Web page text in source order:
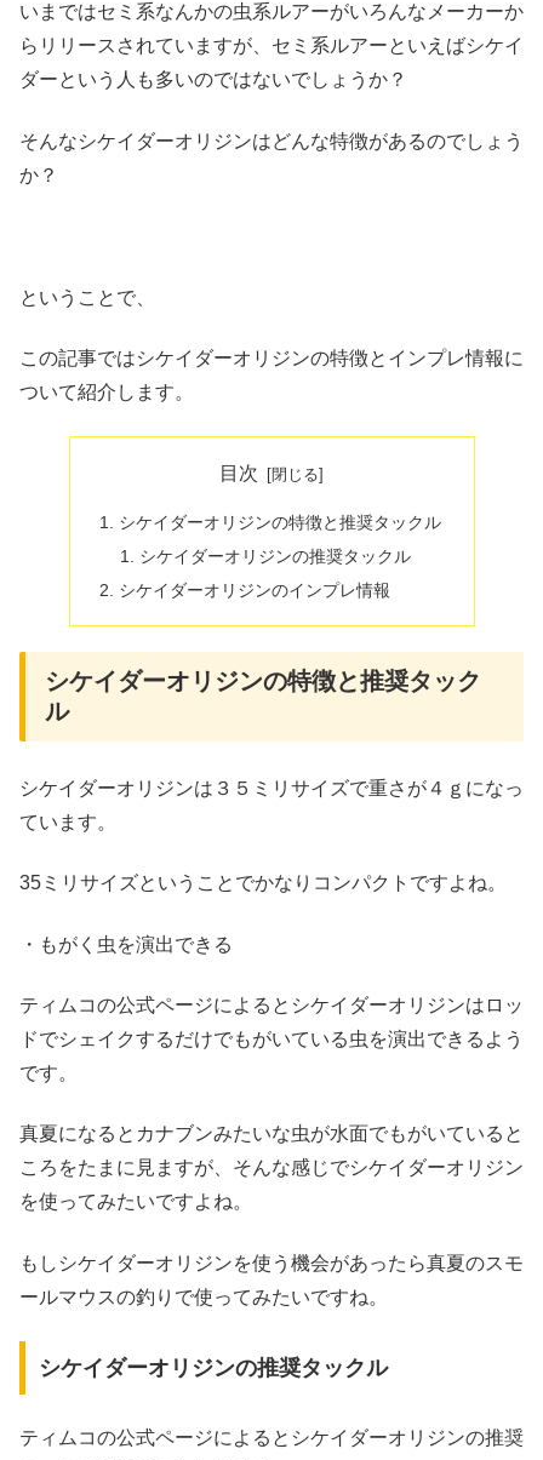
いまではセミ系なんかの虫系ルアーがいろんなメーカーか
らリリースされていますが、セミ系ルアーといえばシケイ
ダーという人も多いのではないでしょうか？
そんなシケイダーオリジンはどんな特徴があるのでしょう
か？
ということで、
この記事ではシケイダーオリジンの特徴とインプレ情報に
ついて紹介します。
目次
シケイダーオリジンの特徴と推奨タックル
シケイダーオリジンの推奨タックル
シケイダーオリジンのインプレ情報
シケイダーオリジンの特徴と推奨タック
ル
シケイダーオリジンは３５ミリサイズで重さが４ｇになっ
ています。
35ミリサイズということでかなりコンパクトですよね。
・もがく虫を演出できる
ティムコの公式ページによるとシケイダーオリジンはロッ
ドでシェイクするだけでもがいている虫を演出できるよう
です。
真夏になるとカナブンみたいな虫が水面でもがいていると
ころをたまに見ますが、そんな感じでシケイダーオリジン
を使ってみたいですよね。
もしシケイダーオリジンを使う機会があったら真夏のスモ
ールマウスの釣りで使ってみたいですね。
シケイダーオリジンの推奨タックル
ティムコの公式ページによるとシケイダーオリジンの推奨